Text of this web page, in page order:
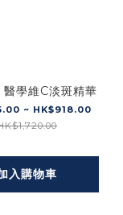
學維C淡斑精華
~ HK$918.00
入購物車